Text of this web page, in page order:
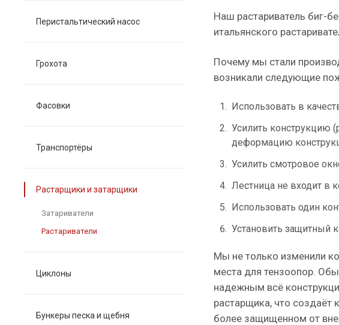
Наш растариватель биг-
итальянского
Почему мы стали
возникали следующие
Использовать в
Усилить конструкцию
деформацию
Усилить смотровое
Лестница не входит в
Использовать один
Установить защитный
Мы не только изменили
места для тензоопор.
надежным всё
растарщика, что создаёт
более защищенном от
Перистальтический насос
Грохота
Фасовки
Транспортёры
Растарщики и затарщики
Затариватели
Растариватели
Циклоны
Бункеры песка и щебня